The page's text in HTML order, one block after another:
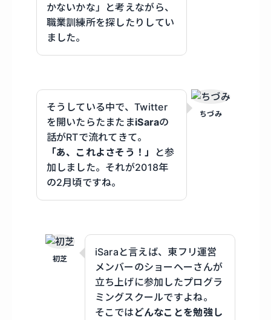
かないかな」と考えながら、
職業訓練所を探したりしてい
ました。
ちづみ
そうしている中で、Twitter
を開いたらたまたまiSaraの
話がRTで流れてきて。
「あ、これよさそう！」
と参
加しました。それが2018年
の2月頃ですね。
初芝
iSaraと言えば、東フリ運営
メンバーのショーヘーさんが
立ち上げに参加したプログラ
ミングスクールですよね。
そこでは どんなことを勉強し